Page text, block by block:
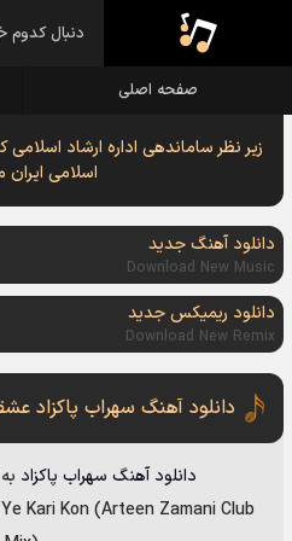
صفحه اصلی
زیر نظر ساماندهی اداره ارشاد
اسلامی
دانلود آهنگ جدید
Download New Music
دانلود ریمیکس جدید
Download New Remix
دانلود آهنگ سهراب پاکزاد
دانلود آهنگ سهراب پاکزاد
Kari Kon (Arteen Zamani Club